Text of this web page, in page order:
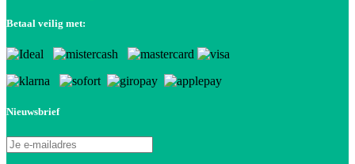
Betaal veilig met:
Nieuwsbrief